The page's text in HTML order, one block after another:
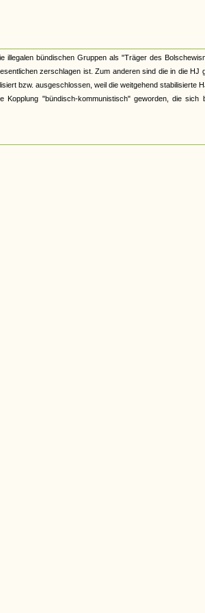
illegalen bündischen Gruppen als "Träger des
zerschlagen ist. Zum anderen sind die in die HJ
bzw. ausgeschlossen, weil die weitgehend stabilisierte
Kopplung "bündisch-kommunistisch" geworden, die sich